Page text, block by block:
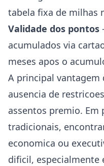
tabela fixa de milhas
Validade dos pontos
acumulados via
meses apos o
A principal vantagem
ausencia de
assentos premio. Em
tradicionais,
economica ou
dificil, especialmente